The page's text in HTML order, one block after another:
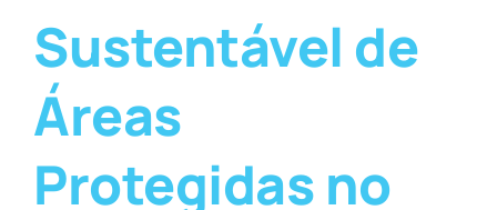
Sustentável de
Áreas
Protegidas no